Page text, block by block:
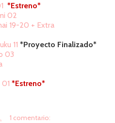
*Estreno*
02
19-20 + Extra
11 *Proyecto Finalizado*
03
*Estreno*
1 comentario: